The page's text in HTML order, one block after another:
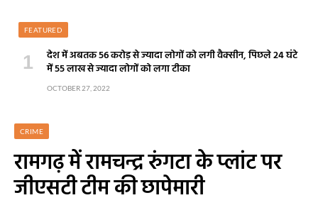
FEATURED
देश में अबतक 56 करोड़ से ज्यादा लोगों को लगी वैक्सीन, पिछले 24 घंटे
में 55 लाख से ज्यादा लोगों को लगा टीका
OCTOBER 27, 2022
CRIME
रामगढ़ में रामचन्द्र रुंगटा के प्लांट पर
जीएसटी टीम की छापेमारी